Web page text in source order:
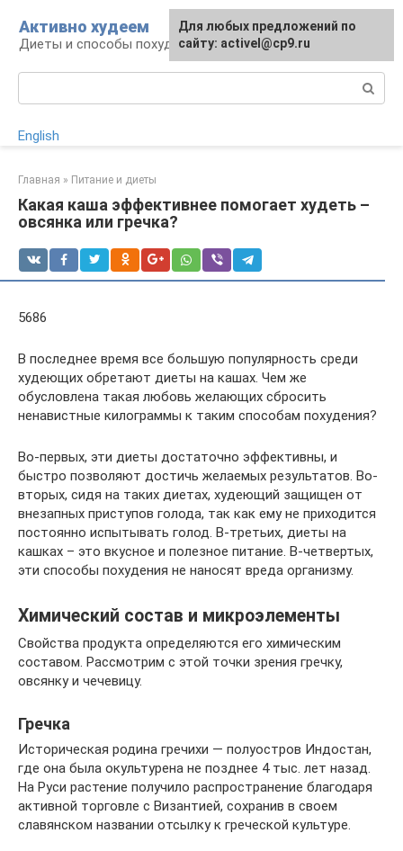
контенту
Активно худеем
Диеты и способы похудения
English
Главная » Питание и диеты
Какая каша эффективнее помогает худеть –
овсянка или гречка?
5686
В последнее время все большую популярность среди
худеющих обретают диеты на кашах. Чем же
обусловлена такая любовь желающих сбросить
ненавистные килограммы к таким способам похудения?
Во-первых, эти диеты достаточно эффективны, и
быстро позволяют достичь желаемых результатов. Во-
вторых, сидя на таких диетах, худеющий защищен от
внезапных приступов голода, так как ему не приходится
постоянно испытывать голод. В-третьих, диеты на
кашках – это вкусное и полезное питание. В-четвертых,
эти способы похудения не наносят вреда организму.
Химический состав и микроэлементы
Свойства продукта определяются его химическим
составом. Рассмотрим с этой точки зрения гречку,
овсянку и чечевицу.
Гречка
Историческая родина гречихи — полуостров Индостан,
где она была окультурена не позднее 4 тыс. лет назад.
На Руси растение получило распространение благодаря
активной торговле с Византией, сохранив в своем
славянском названии отсылку к греческой культуре.
Для любых предложений по
сайту: activel@cp9.ru